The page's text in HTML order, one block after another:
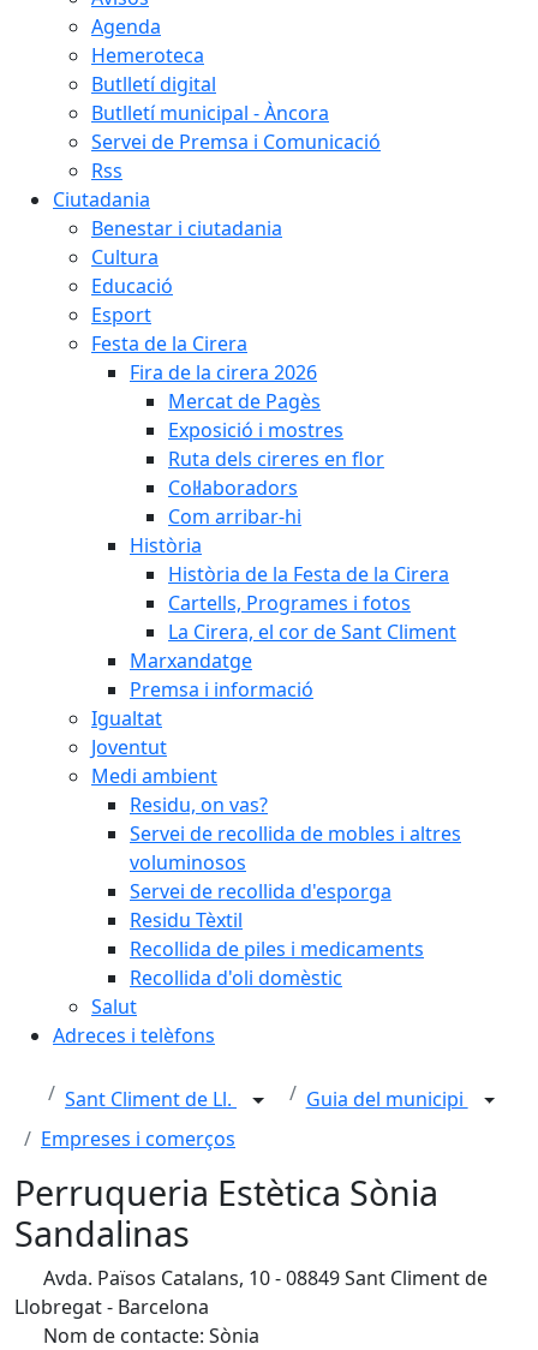
Agenda
Hemeroteca
Butlletí digital
Butlletí municipal - Àncora
Servei de Premsa i Comunicació
Rss
Ciutadania
Benestar i ciutadania
Cultura
Educació
Esport
Festa de la Cirera
Fira de la cirera 2026
Mercat de Pagès
Exposició i mostres
Ruta dels cireres en flor
Col·laboradors
Com arribar-hi
Història
Història de la Festa de la Cirera
Cartells, Programes i fotos
La Cirera, el cor de Sant Climent
Marxandatge
Premsa i informació
Igualtat
Joventut
Medi ambient
Residu, on vas?
Servei de recollida de mobles i altres
voluminosos
Servei de recollida d'esporga
Residu Tèxtil
Recollida de piles i medicaments
Recollida d'oli domèstic
Salut
Adreces i telèfons
Sant Climent de Ll.
Guia del municipi
Empreses i comerços
Perruqueria Estètica Sònia
Sandalinas
Avda. Països Catalans, 10 - 08849 Sant Climent de
Llobregat - Barcelona
Nom de contacte: Sònia